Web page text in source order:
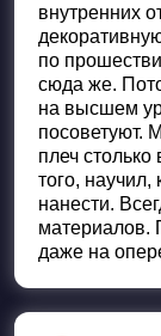
внутренних
по
сюда же.
на высшем
посоветуют.
плеч
того, научил,
нанести.
материалов.
даже на